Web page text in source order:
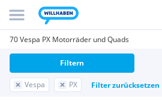
70 Vespa PX Motorräder und Quads
Vespa PX Filter zurücksetzen
Filtern